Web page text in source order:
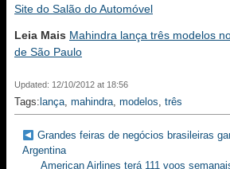
Site do Salão do Automóvel
Leia Mais Mahindra lança três modelos
de São Paulo
Updated: 12/10/2012 at 18:56
Tags: lança, mahindra, modelos, três
Grandes feiras de negócios brasileiras
Argentina
American Airlines terá 111 voos